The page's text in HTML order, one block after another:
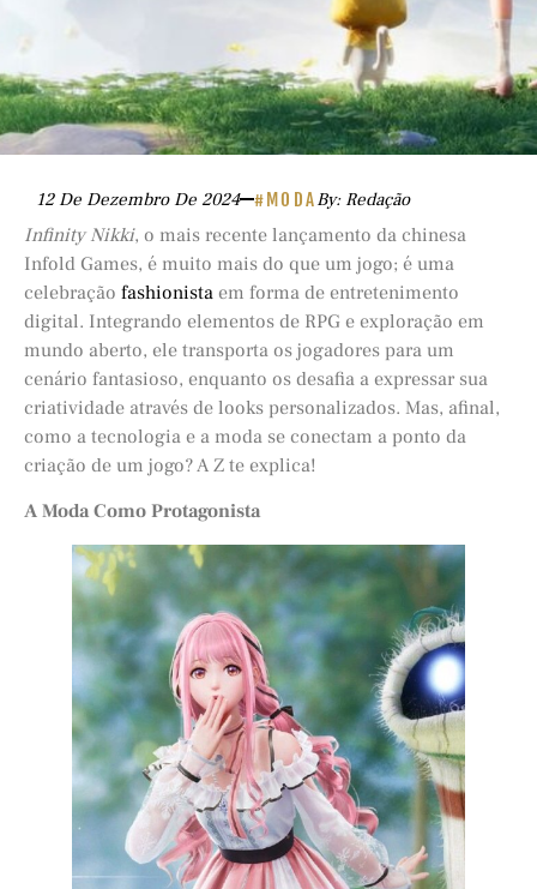
12 De Dezembro De 2024 #MODABy: Redação
Infinity Nikki, o mais recente lançamento da chinesa
Infold Games, é muito mais do que um jogo; é uma
celebração fashionista em forma de entretenimento
digital. Integrando elementos de RPG e exploração em
mundo aberto, ele transporta os jogadores para um
cenário fantasioso, enquanto os desafia a expressar sua
criatividade através de looks personalizados. Mas, afinal,
como a tecnologia e a moda se conectam a ponto da
criação de um jogo? A Z te explica!
A Moda Como Protagonista